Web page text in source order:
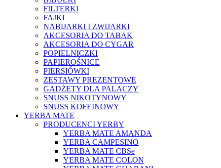
FILTERKI
FAJKI
NABIJARKI I ZWIJARKI
AKCESORIA DO TABAK
AKCESORIA DO CYGAR
POPIELNICZKI
PAPIEROŚNICE
PIERSIÓWKI
ZESTAWY PREZENTOWE
GADŻETY DLA PALACZY
SNUSS NIKOTYNOWY
SNUSS KOFEINOWY
YERBA MATE
PRODUCENCI YERBY
YERBA MATE AMANDA
YERBA CAMPESINO
YERBA MATE CBSe
YERBA MATE COLON